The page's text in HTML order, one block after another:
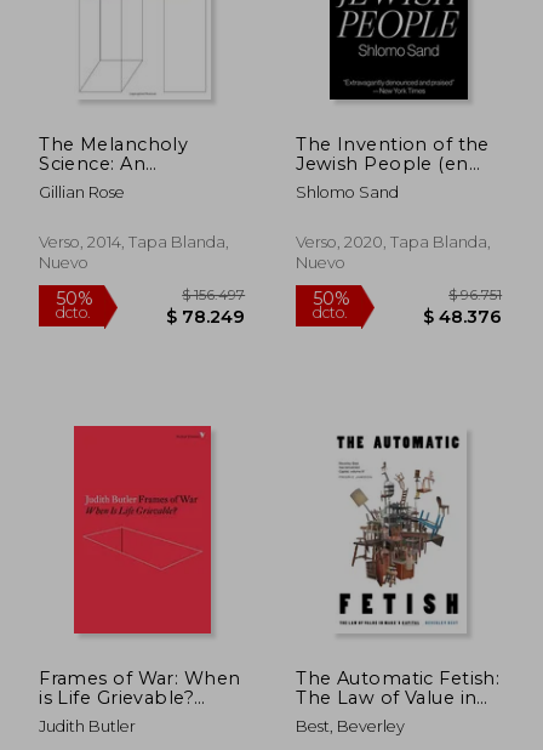
dcto. $ 43.586
The Melancholy
Science: An
Introduction to the
Thought of Theodor
Thinkers) (en Inglés)
Gillian Rose
Verso, 2014, Tapa Blanda,
Nuevo
The Invention of the
Jewish People (en
Inglés)
Shlomo Sand
Verso, 2020, Tapa Blanda,
Nuevo
Frames of War: When
is Life Grievable?
(Radical Thinkers) (en
Inglés)
Judith Butler
The Automatic Fetish:
The Law of Value in
Marx's Capital (en
Inglés)
Best, Beverley